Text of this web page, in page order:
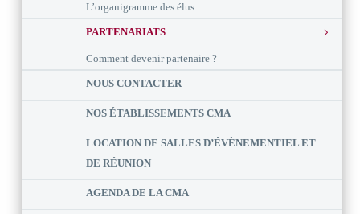
L’organigramme des élus
PARTENARIATS
Comment devenir partenaire ?
NOUS CONTACTER
NOS ÉTABLISSEMENTS CMA
LOCATION DE SALLES D’ÉVÈNEMENTIEL ET
DE RÉUNION
AGENDA DE LA CMA